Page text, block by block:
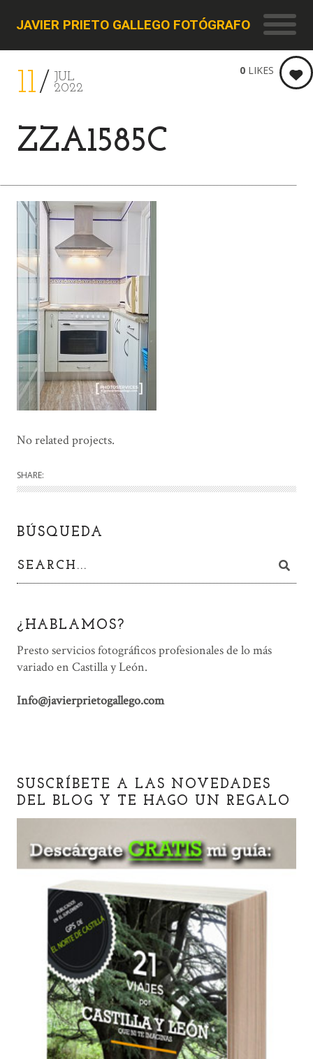
JAVIER PRIETO GALLEGO FOTÓGRAFO
11
JUL
2022
ZZA1585C
0 LIKES
No related projects.
SHARE:
BÚSQUEDA
¿HABLAMOS?
Presto servicios fotográficos profesionales de lo más
variado en Castilla y León.
Info@javierprietogallego.com
SUSCRÍBETE A LAS NOVEDADES
DEL BLOG Y TE HAGO UN REGALO